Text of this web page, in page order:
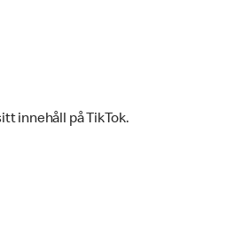
innehåll på TikTok.